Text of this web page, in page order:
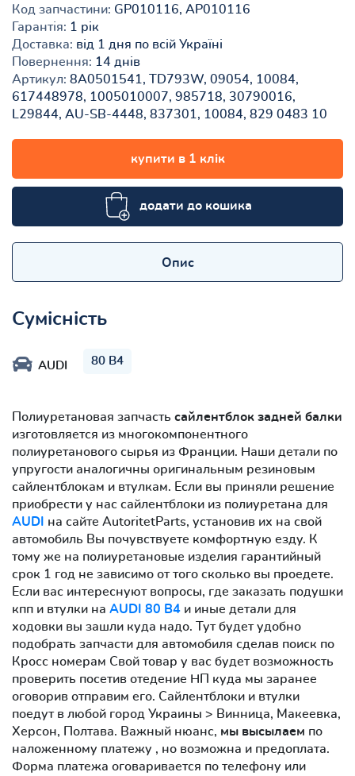
Код запчастини: GP010116, AP010116
Гарантія: 1 рік
Доставка: від 1 дня по всій Україні
Повернення: 14 днів
Артикул: 8A0501541, TD793W, 09054, 10084,
617448978, 1005010007, 985718, 30790016,
L29844, AU-SB-4448, 837301, 10084, 829 0483 10
купити в 1 клік
додати до кошика
Опис
Сумісність
AUDI 80 B4
Полиуретановая запчасть сайлентблок задней балки
изготовляется из многокомпонентного
полиуретанового сырья из Франции. Наши детали по
упругости аналогичны оригинальным резиновым
сайлентблокам и втулкам. Если вы приняли решение
приобрести у нас сайлентблоки из полиуретана для
AUDI
на сайте AutoritetParts, установив их на свой
автомобиль Вы почувствуете комфортную езду. К
тому же на полиуретановые изделия гарантийный
срок 1 год не зависимо от того сколько вы проедете.
Если вас интереснуют вопросы, где заказать подушки
кпп и втулки на AUDI 80 B4 и иные детали для
ходовки вы зашли куда надо. Тут будет удобно
подобрать запчасти для автомобиля сделав поиск по
Кросс номерам Свой товар у вас будет возможность
проверить посетив отедение НП куда мы заранее
оговорив отправим его. Сайлентблоки и втулки
поедут в любой город Украины > Винница, Макеевка,
Херсон, Полтава. Важный нюанс, мы высылаем по
наложенному платежу , но возможна и предоплата.
Форма платежа оговаривается по телефону или